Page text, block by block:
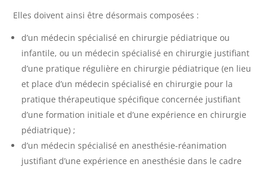
Elles doivent ainsi être désormais composées :
d’un médecin spécialisé en chirurgie pédiatrique ou
infantile, ou un médecin spécialisé en chirurgie justifiant
d’une pratique régulière en chirurgie pédiatrique (en lieu
et place d’un médecin spécialisé en chirurgie pour la
pratique thérapeutique spécifique concernée justifiant
d’une formation initiale et d’une expérience en chirurgie
pédiatrique) ;
d’un médecin spécialisé en anesthésie-réanimation
justifiant d’une expérience en anesthésie dans le cadre